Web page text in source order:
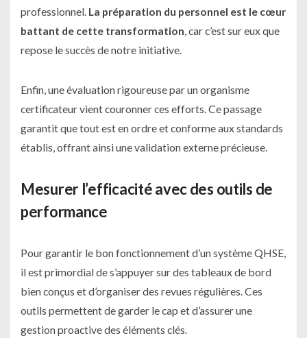
professionnel. La préparation du personnel est le cœur
battant de cette transformation, car c’est sur eux que
repose le succès de notre initiative.
Enfin, une évaluation rigoureuse par un organisme
certificateur vient couronner ces efforts. Ce passage
garantit que tout est en ordre et conforme aux standards
établis, offrant ainsi une validation externe précieuse.
Mesurer l’efficacité avec des outils de
performance
Pour garantir le bon fonctionnement d’un système QHSE,
il est primordial de s’appuyer sur des tableaux de bord
bien conçus et d’organiser des revues régulières. Ces
outils permettent de garder le cap et d’assurer une
gestion proactive des éléments clés.